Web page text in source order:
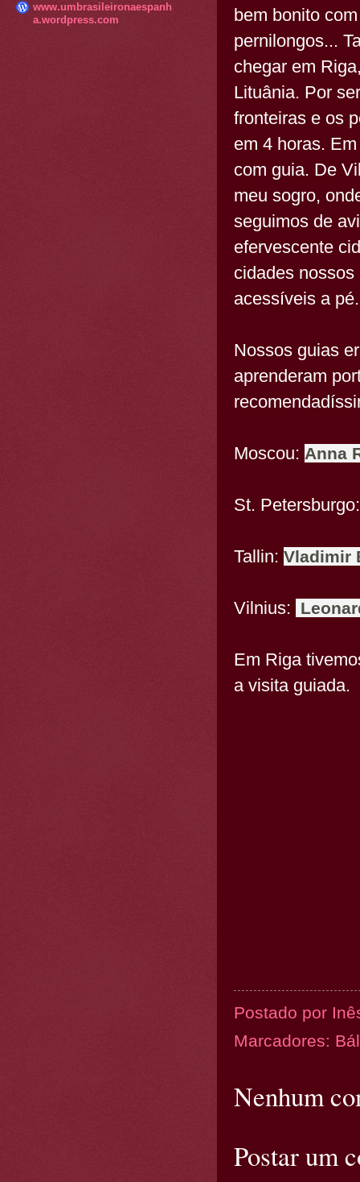
bem bonito
pernilongos...
chegar em
Lituânia. Por
fronteiras e os
em 4 horas.
com guia. De
meu sogro,
seguimos de
efervescente
cidades
acessíveis a pé.
Nossos guias
aprenderam
Moscou: Anna
St.
Tallin: Vladimir
Vilnius:
Em Riga
a visita guiada.
Postado por
Marcadores:
Nenhum
Postar um
www.umbrasileironaespanh
a.wordpress.com